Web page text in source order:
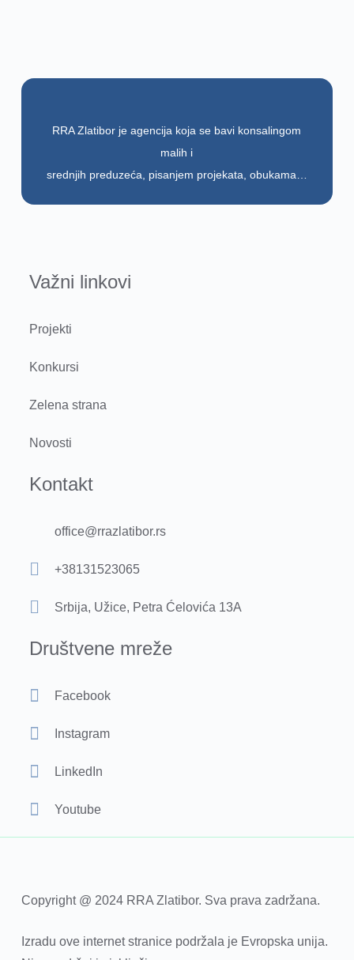
RRA Zlatibor je agencija koja se bavi konsalingom
malih i
srednjih preduzeća, pisanjem projekata, obukama…
Važni linkovi
Projekti
Konkursi
Zelena strana
Novosti
Kontakt
office@rrazlatibor.rs
+38131523065
Srbija, Užice, Petra Ćelovića 13A
Društvene mreže
Facebook
Instagram
LinkedIn
Youtube
Copyright @ 2024 RRA Zlatibor. Sva prava zadržana.
Izradu ove internet stranice podržala je Evropska unija.